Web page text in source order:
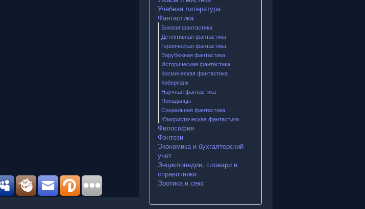
Учебная литература
Фантастика
Боевая фантастика
Детективная фантастика
Героическая фантастика
Зарубежная фантастика
Историческая фантастика
Космическая фантастика
Киберпанк
Научная фантастика
Попаданцы
Социальная фантастика
Юмористическая фантастика
Философия
Фэнтези
Экономика и бухгалтерский
учет
Энциклопедии, словари и
справочники
Эротика и секс